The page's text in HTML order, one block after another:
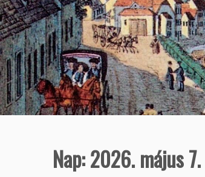
Nap:2026. május 7.